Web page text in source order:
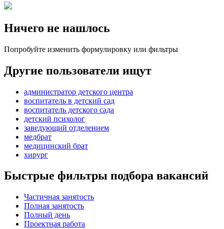
Ничего не нашлось
Попробуйте изменить формулировку или фильтры
Другие пользователи ищут
администратор детского центра
воспитатель в детский сад
воспитатель детского сада
детский психолог
заведующий отделением
медбрат
медицинский брат
хирург
Быстрые фильтры подбора вакансий
Частичная занятость
Полная занятость
Полный день
Проектная работа